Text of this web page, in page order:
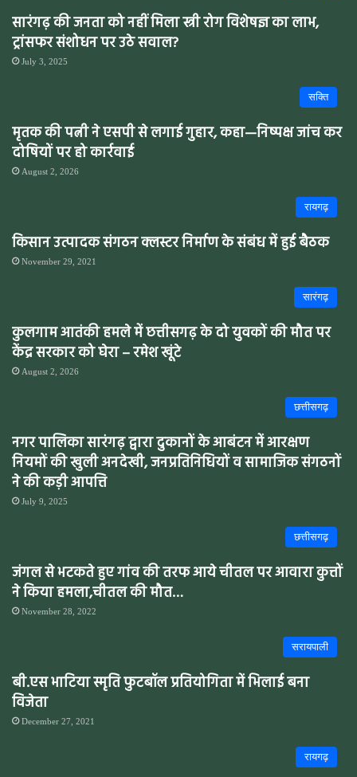
सारंगढ़ की जनता को नहीं मिला स्त्री रोग विशेषज्ञ का लाभ,
ट्रांसफर संशोधन पर उठे सवाल?
July 3, 2025
सक्ति
मृतक की पत्नी ने एसपी से लगाई गुहार, कहा—निष्पक्ष जांच कर
दोषियों पर हो कार्रवाई
August 2, 2026
रायगढ़
किसान उत्पादक संगठन क्लस्टर निर्माण के संबंध में हुई बैठक
November 29, 2021
सारंगढ़
कुलगाम आतंकी हमले में छत्तीसगढ़ के दो युवकों की मौत पर
केंद्र सरकार को घेरा – रमेश खूंटे
August 2, 2026
छत्तीसगढ़
नगर पालिका सारंगढ़ द्वारा दुकानों के आबंटन में आरक्षण
नियमों की खुली अनदेखी, जनप्रतिनिधियों व सामाजिक संगठनों
ने की कड़ी आपत्ति
July 9, 2025
छत्तीसगढ़
जंगल से भटकते हुए गांव की तरफ आये चीतल पर आवारा कुत्तों
ने किया हमला,चीतल की मौत…
November 28, 2022
सरायपाली
बी.एस भाटिया स्मृति फुटबॉल प्रतियोगिता में भिलाई बना
विजेता
December 27, 2021
रायगढ़